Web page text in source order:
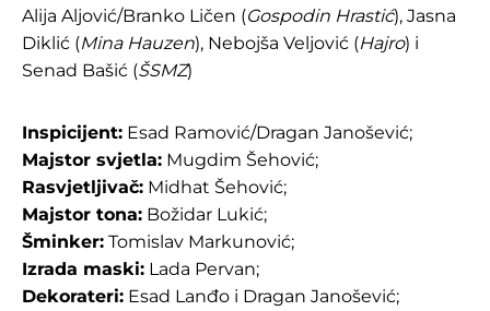
Alija Aljović/Branko Ličen (Gospodin Hrastić), Jasna
Diklić (Mina Hauzen), Nebojša Veljović (Hajro) i
Senad Bašić (ŠSMZ)
Inspicijent: Esad Ramović/Dragan Janošević;
Majstor svjetla: Mugdim Šehović;
Rasvjetljivač: Midhat Šehović;
Majstor tona: Božidar Lukić;
Šminker: Tomislav Markunović;
Izrada maski: Lada Pervan;
Dekorateri: Esad Lanđo i Dragan Janošević;